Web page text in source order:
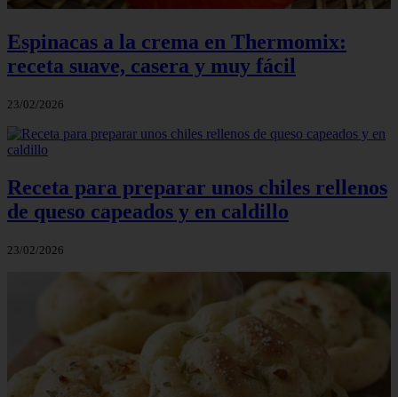
Espinacas a la crema en Thermomix:
receta suave, casera y muy fácil
23/02/2026
Receta para preparar unos chiles rellenos
de queso capeados y en caldillo
23/02/2026